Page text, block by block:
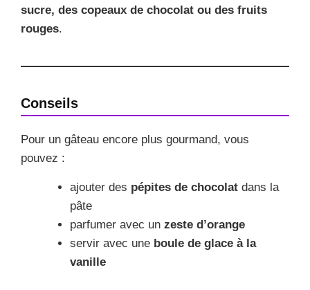
sucre, des copeaux de chocolat ou des fruits
rouges.
Conseils
Pour un gâteau encore plus gourmand, vous
pouvez :
ajouter des pépites de chocolat dans la
pâte
parfumer avec un zeste d’orange
servir avec une boule de glace à la
vanille